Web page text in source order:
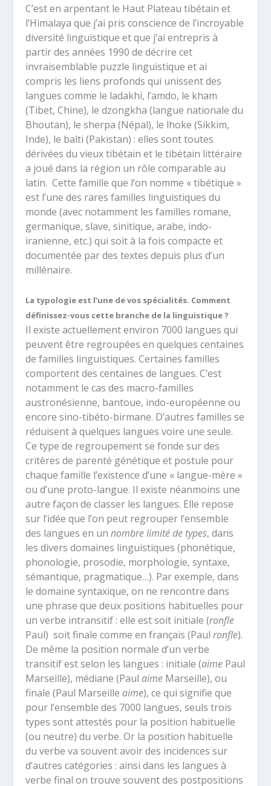
C’est en arpentant le Haut Plateau tibétain et
l’Himalaya que j’ai pris conscience de l’incroyable
diversité linguistique et que j’ai entrepris à
partir des années 1990 de décrire cet
invraisemblable puzzle linguistique et ai
compris les liens profonds qui unissent des
langues comme le ladakhi, l’amdo, le kham
(Tibet, Chine), le dzongkha (langue nationale du
Bhoutan), le sherpa (Népal), le lhoke (Sikkim,
Inde), le balti (Pakistan) : elles sont toutes
dérivées du vieux tibétain et le tibétain littéraire
a joué dans la région un rôle comparable au
latin. Cette famille que l’on nomme « tibétique »
est l’une des rares familles linguistiques du
monde (avec notamment les familles romane,
germanique, slave, sinitique, arabe, indo-
iranienne, etc.) qui soit à la fois compacte et
documentée par des textes depuis plus d’un
millénaire.
La typologie est l’une de vos spécialités. Comment
définissez-vous cette branche de la linguistique ?
Il existe actuellement environ 7000 langues qui
peuvent être regroupées en quelques centaines
de familles linguistiques. Certaines familles
comportent des centaines de langues. C’est
notamment le cas des macro-familles
austronésienne, bantoue, indo-européenne ou
encore sino-tibéto-birmane. D’autres familles se
réduisent à quelques langues voire une seule.
Ce type de regroupement se fonde sur des
critères de parenté génétique et postule pour
chaque famille l’existence d’une « langue-mère »
ou d’une proto-langue. Il existe néanmoins une
autre façon de classer les langues. Elle repose
sur l’idée que l’on peut regrouper l’ensemble
des langues en unnombre limité de types, dans
les divers domaines linguistiques (phonétique,
phonologie, prosodie, morphologie, syntaxe,
sémantique, pragmatique…). Par exemple, dans
le domaine syntaxique, on ne rencontre dans
une phrase que deux positions habituelles pour
un verbe intransitif : elle est soit initiale (ronfle
Paul) soit finale comme en français (Paulronfle).
De même la position normale d’un verbe
transitif est selon les langues : initiale (aime Paul
Marseille), médiane (Paul aime Marseille), ou
finale (Paul Marseille aime), ce qui signifie que
pour l’ensemble des 7000 langues, seuls trois
types sont attestés pour la position habituelle
(ou neutre) du verbe. Or la position habituelle
du verbe va souvent avoir des incidences sur
d’autres catégories : ainsi dans les langues à
verbe final on trouve souvent des postpositions